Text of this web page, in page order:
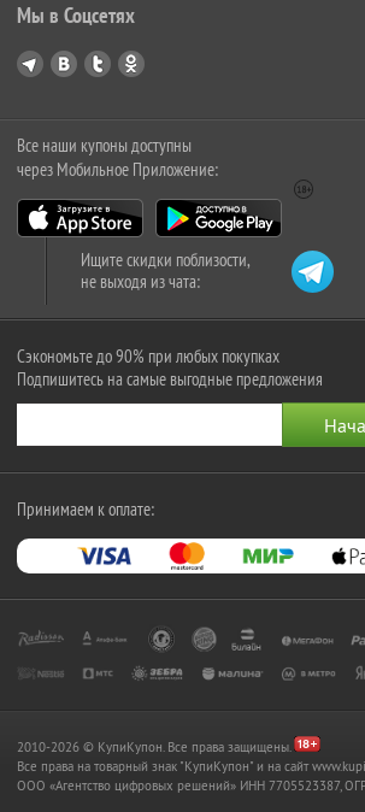
Мы в Соцсетях
Все наши купоны доступны
через Мобильное Приложение:
Ищите скидки поблизости,
не выходя из чата:
Сэкономьте до 90% при любых покупках
Подпишитесь на самые выгодные предложения
Принимаем к оплате:
2010-2026 © КупиКупон. Все права защищены.
Все права на товарный знак "КупиКупон" и на сайт
OOO «Агентство цифровых решений» ИНН 7705523387,